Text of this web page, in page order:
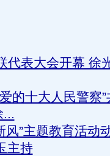
代表大会开幕 徐
的十大人民警察
...
风”主题教育活动
主持